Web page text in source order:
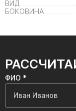
ВИД
БОКОВИНА
ФИО *